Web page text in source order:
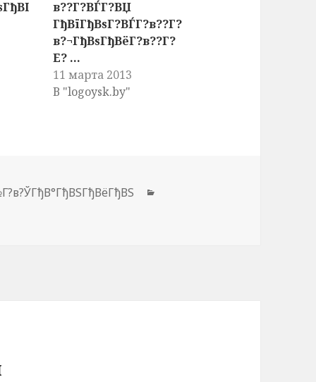
в??Г?ВЃГ?ВЏ
ГђВїГђВѕГ?ВЃГ?в??Г?
в?¬ГђВѕГђВёГ?в??Г?
Е? ...
11 марта 2013
В "logoysk.by"